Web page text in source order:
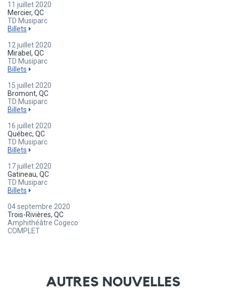
11 juillet 2020
Mercier, QC
TD Musiparc
Billets
12 juillet 2020
Mirabel, QC
TD Musiparc
Billets
15 juillet 2020
Bromont, QC
TD Musiparc
Billets
16 juillet 2020
Québec, QC
TD Musiparc
Billets
17 juillet 2020
Gatineau, QC
TD Musiparc
Billets
04 septembre 2020
Trois-Rivières, QC
Amphithéâtre Cogeco
COMPLET
AUTRES NOUVELLES